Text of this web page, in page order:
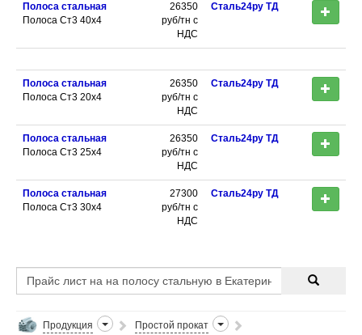
Полоса стальная
Полоса Ст3 40х4
26350
руб/тн с
НДС
Сталь24ру ТД
Полоса стальная
Полоса Ст3 20х4
26350
руб/тн с
НДС
Сталь24ру ТД
Полоса стальная
Полоса Ст3 25х4
26350
руб/тн с
НДС
Сталь24ру ТД
Полоса стальная
Полоса Ст3 30х4
27300
руб/тн с
НДС
Сталь24ру ТД
Продукция Простой прокат